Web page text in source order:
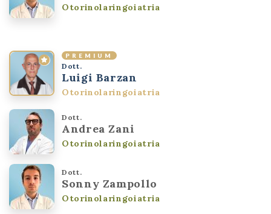
Otorinolaringoiatria
PREMIUM
Dott.
Luigi Barzan
Otorinolaringoiatria
Dott.
Andrea Zani
Otorinolaringoiatria
Dott.
Sonny Zampollo
Otorinolaringoiatria